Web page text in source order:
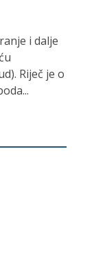
i dalje
Riječ je o